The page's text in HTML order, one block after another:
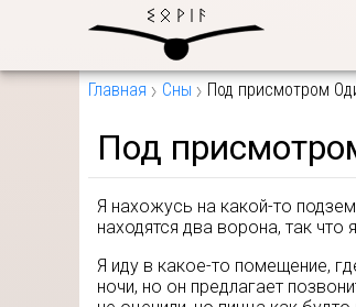
Главная Сны Под присмотром
Под
Я нахожусь на какой-то
находятся два ворона, так
Я иду в какое-то помещение,
ночи, но он предлагает